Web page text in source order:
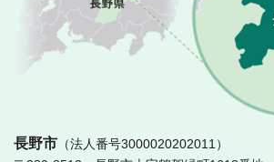
長野市 （法人番号3000020202011）